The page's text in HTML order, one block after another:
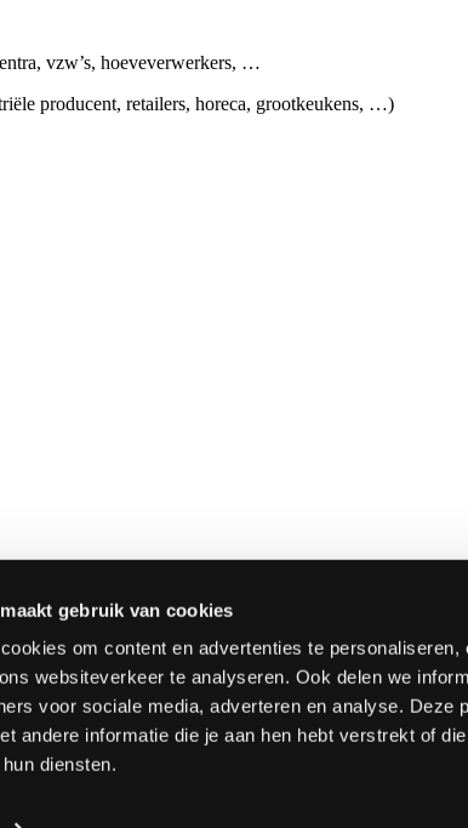
gebruik van cookies
om content en advertenties te
websiteverkeer te analyseren. Ook delen we
voor sociale media, adverteren en analyse. Deze
andere informatie die je aan hen hebt verstrekt of
diensten.
vzw’s, hoeveverwerkers, …
producent, retailers, horeca, grootkeukens, …)